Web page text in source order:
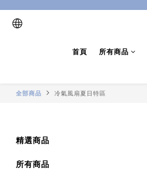
首頁 所有商品
全部商品 冷氣風扇夏日特區
精選商品
所有商品